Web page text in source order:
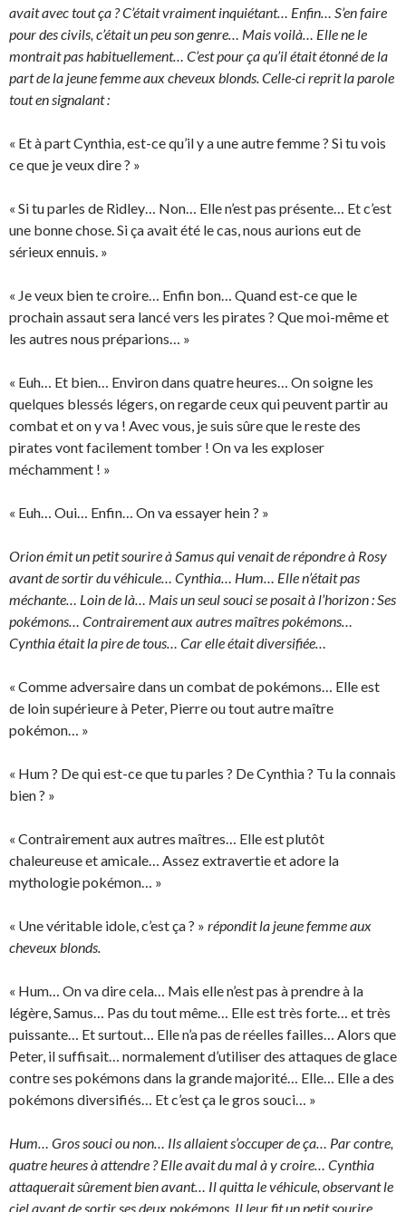
avait avec tout ça ? C’était vraiment inquiétant… Enfin… S’en faire
pour des civils, c’était un peu son genre… Mais voilà… Elle ne le
montrait pas habituellement… C’est pour ça qu’il était étonné de la
part de la jeune femme aux cheveux blonds. Celle-ci reprit la parole
tout en signalant :
« Et à part Cynthia, est-ce qu’il y a une autre femme ? Si tu vois
ce que je veux dire ? »
« Si tu parles de Ridley… Non… Elle n’est pas présente… Et c’est
une bonne chose. Si ça avait été le cas, nous aurions eut de
sérieux ennuis. »
« Je veux bien te croire… Enfin bon… Quand est-ce que le
prochain assaut sera lancé vers les pirates ? Que moi-même et
les autres nous préparions… »
« Euh… Et bien… Environ dans quatre heures… On soigne les
quelques blessés légers, on regarde ceux qui peuvent partir au
combat et on y va ! Avec vous, je suis sûre que le reste des
pirates vont facilement tomber ! On va les exploser
méchamment ! »
« Euh… Oui… Enfin… On va essayer hein ? »
Orion émit un petit sourire à Samus qui venait de répondre à Rosy
avant de sortir du véhicule… Cynthia… Hum… Elle n’était pas
méchante… Loin de là… Mais un seul souci se posait à l’horizon : Ses
pokémons… Contrairement aux autres maîtres pokémons…
Cynthia était la pire de tous… Car elle était diversifiée…
« Comme adversaire dans un combat de pokémons… Elle est
de loin supérieure à Peter, Pierre ou tout autre maître
pokémon… »
« Hum ? De qui est-ce que tu parles ? De Cynthia ? Tu la connais
bien ? »
« Contrairement aux autres maîtres… Elle est plutôt
chaleureuse et amicale… Assez extravertie et adore la
mythologie pokémon… »
« Une véritable idole, c’est ça ? » répondit la jeune femme aux
cheveux blonds.
« Hum… On va dire cela… Mais elle n’est pas à prendre à la
légère, Samus… Pas du tout même… Elle est très forte… et très
puissante… Et surtout… Elle n’a pas de réelles failles… Alors que
Peter, il suffisait… normalement d’utiliser des attaques de glace
contre ses pokémons dans la grande majorité… Elle… Elle a des
pokémons diversifiés… Et c’est ça le gros souci… »
Hum… Gros souci ou non… Ils allaient s’occuper de ça… Par contre,
quatre heures à attendre ? Elle avait du mal à y croire… Cynthia
attaquerait sûrement bien avant… Il quitta le véhicule, observant le
ciel avant de sortir ses deux pokémons. Il leur fit un petit sourire